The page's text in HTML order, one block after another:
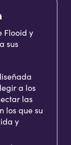
Flooid y
sus
a los
las
los que su
y